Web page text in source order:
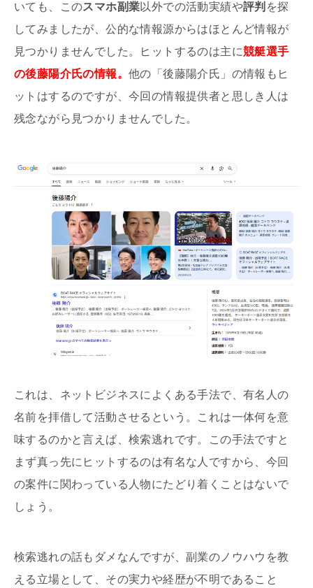
いても、このスマホ副業以外での活動実績や評判 を探
してみましたが、公的な情報源からはほとんど情報が
見つかりませんでした。ヒットするのは主に競艇選手
の後藤陽介氏の情報。 他の「後藤陽介氏」の情報もヒ
ットはするのですが、今回の情報提供者と思しき人は
残念ながら見つかりませんでした。
これは、ネットビジネスによくある手法で、有名人の
名前を拝借して活動させるという。これは一体何を意
味するのかと言えば、検索逃れです。この手法ですと
まず真っ先にヒットするのは有名な人ですから、今回
の案件に関わっている人物にたどり着くことはないで
しょう。
検索逃れの話もダメなんですが、副業のノウハウを教
える立場として、その実力や経歴が不明であること